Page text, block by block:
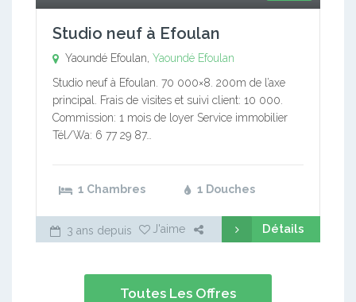
Studio neuf à Efoulan
Yaoundé Efoulan, Yaoundé Efoulan
Studio neuf à Efoulan. 70 000×8. 200m de l’axe
principal. Frais de visites et suivi client: 10 000.
Commission: 1 mois de loyer Service immobilier
Tél/Wa: 6 77 29 87…
1 Chambres 1 Douches
3 ans depuis J'aime Détails
Toutes Les Offres